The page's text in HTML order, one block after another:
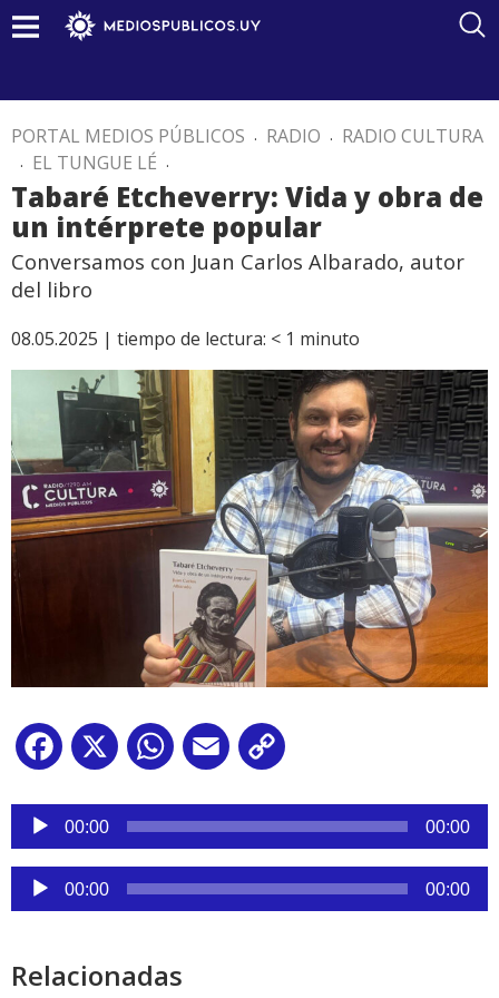
PORTAL MEDIOS PÚBLICOS . RADIO . RADIO CULTURA
. EL TUNGUE LÉ .
Tabaré Etcheverry: Vida y obra de
un intérprete popular
Conversamos con Juan Carlos Albarado, autor
del libro
08.05.2025 | tiempo de lectura: < 1 minuto
Facebook
X WhatsApp
Email
Reproductor
audio
00:00 00:00
Reproductor
de
00:00 00:00
Relacionadas